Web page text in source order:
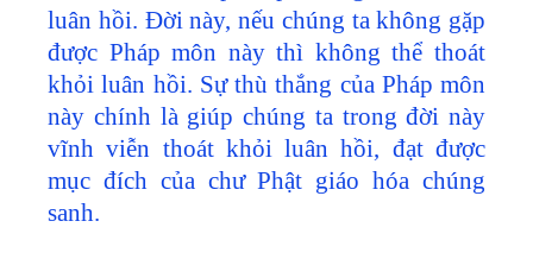
luân hồi. Đời này, nếu chúng ta không gặp
được Pháp môn này thì không thể thoát
khỏi luân hồi. Sự thù thắng của Pháp môn
này chính là giúp chúng ta trong đời này
vĩnh viễn thoát khỏi luân hồi, đạt được
mục đích của chư Phật giáo hóa chúng
sanh.